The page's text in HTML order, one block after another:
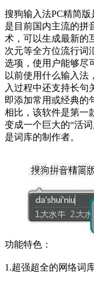
搜狗输入法PC精简
是目前国内主流的拼
术，可以生成最新的
次元等全方位流行词
选项，使用户能够尽
以前使用什么输入法
入过程中还支持长句
即添加常用或经典的
相比，该软件是第一
变成一个巨大的“活
是词库的制作者。
功能特色：
1.超强超全的网络词